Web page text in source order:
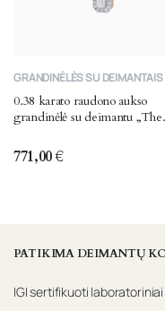
GRANDINĖLĖS SU DEIMANTAIS
0.38 karato raudono aukso
grandinėlė su deimantu „The
771,00€
PATIKIMA DEIMANTŲ
IGI sertifikuoti